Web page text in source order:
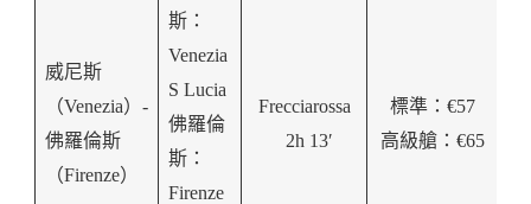
威尼斯
（Venezia）-
佛羅倫斯
（Firenze）
斯：
Venezia
S Lucia
佛羅倫
斯：
Firenze
Frecciarossa
2h 13′
標準：€57
高級艙：€65